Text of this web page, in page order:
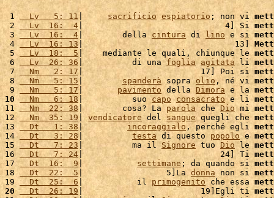
1
  Lv   5: 11
| sacrificio espiatorio ; non vi
2
  Lv  16:  4
|                             4] Si
3
  Lv  16:  4
|        della cintura di lino e si
4
  Lv  16: 13
|                               13]
5
  Lv  18:  5
|    mediante le quali, chiunque le
6
  Lv  26: 36
|          di una foglia agitata li
7
  Nm   2: 17
|                        17] Poi si
8
  Nm   5: 15
| spanderà sopra olio , né vi
9
  Nm   5: 17
| pavimento della Dimora e la
10
  Nm   6: 18
|          suo capo consacrato e li
11
  Nm  22: 38
|        cosa? La parola che Dio mi
12
  Nm  35: 19
| vendicatore del sangue quegli che
13
  Dt   1: 38
| incoraggialo , perché egli
14
  Dt   3: 28
| testa di questo popolo e
15
  Dt   7: 23
|          ma il Signore tuo Dio le
16
  Dt   7: 24
|                            24] Ti
17
  Dt  16:  9
| settimane ; da quando si
18
  Dt  22:  5
|                 5]La donna non si
19
  Dt  25:  6
|           il primogenito che essa
20
  Dt  26: 19
|                        19]Egli ti